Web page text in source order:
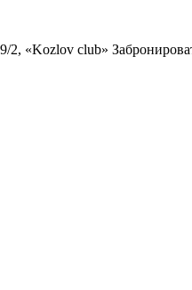
2, «Kozlov club»